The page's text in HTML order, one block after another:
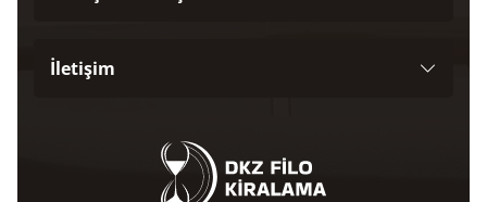
İletişim